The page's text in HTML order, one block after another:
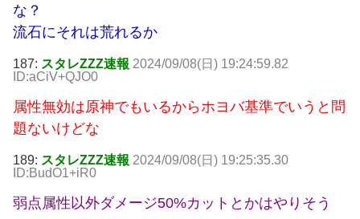
な？
流石にそれは荒れるか
187: スタレZZZ速報 2024/09/08(日) 19:24:59.82
ID:aCiV+QJO0
属性無効は原神でもいるからホヨバ基準でいうと問
題ないけどな
189: スタレZZZ速報 2024/09/08(日) 19:25:35.30
ID:BudO1+iR0
弱点属性以外ダメージ50%カットとかはやりそう